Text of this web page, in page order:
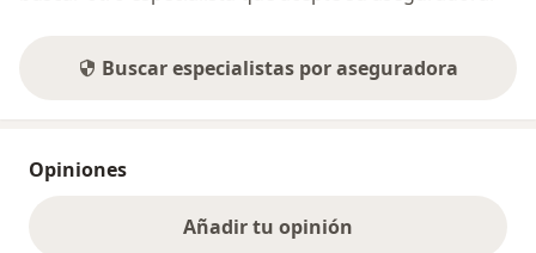
Buscar especialistas por aseguradora
Opiniones
Añadir tu opinión